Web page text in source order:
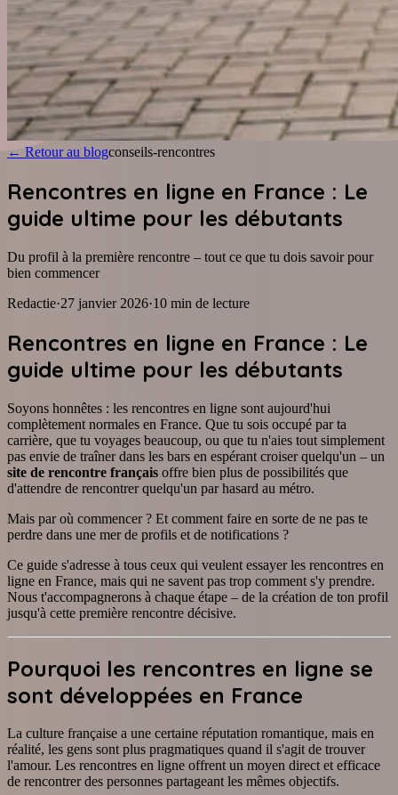
← Retour au blogconseils-rencontres
Rencontres en ligne en France : Le
guide ultime pour les débutants
Du profil à la première rencontre – tout ce que tu dois savoir pour
bien commencer
Redactie·27 janvier 2026·10 min de lecture
Rencontres en ligne en France : Le
guide ultime pour les débutants
Soyons honnêtes : les rencontres en ligne sont aujourd'hui
complètement normales en France. Que tu sois occupé par ta
carrière, que tu voyages beaucoup, ou que tu n'aies tout simplement
pas envie de traîner dans les bars en espérant croiser quelqu'un – un
site de rencontre français offre bien plus de possibilités que
d'attendre de rencontrer quelqu'un par hasard au métro.
Mais par où commencer ? Et comment faire en sorte de ne pas te
perdre dans une mer de profils et de notifications ?
Ce guide s'adresse à tous ceux qui veulent essayer les rencontres en
ligne en France, mais qui ne savent pas trop comment s'y prendre.
Nous t'accompagnerons à chaque étape – de la création de ton profil
jusqu'à cette première rencontre décisive.
Pourquoi les rencontres en ligne se
sont développées en France
La culture française a une certaine réputation romantique, mais en
réalité, les gens sont plus pragmatiques quand il s'agit de trouver
l'amour. Les rencontres en ligne offrent un moyen direct et efficace
de rencontrer des personnes partageant les mêmes objectifs.